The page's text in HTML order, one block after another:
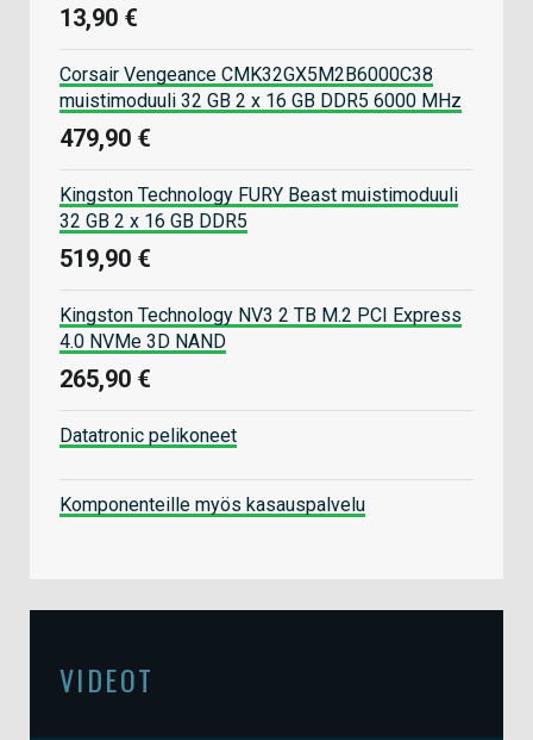
13,90 €
Corsair Vengeance CMK32GX5M2B6000C38
muistimoduuli 32 GB 2 x 16 GB DDR5 6000 MHz
479,90 €
Kingston Technology FURY Beast muistimoduuli
32 GB 2 x 16 GB DDR5
519,90 €
Kingston Technology NV3 2 TB M.2 PCI Express
4.0 NVMe 3D NAND
265,90 €
Datatronic pelikoneet
Komponenteille myös kasauspalvelu
VIDEOT